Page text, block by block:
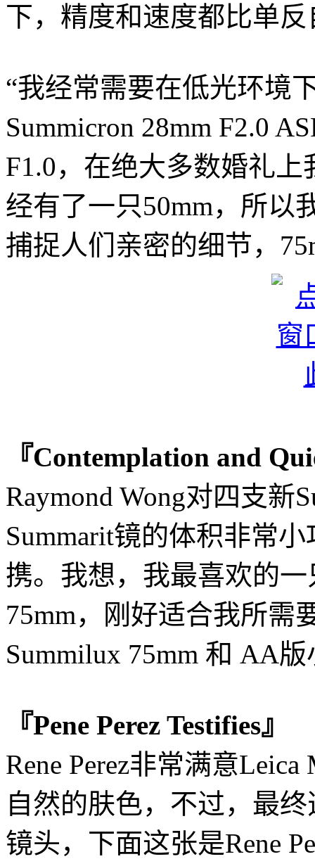
下，精度和速度都比单
“我经常需要在低光环境
Summicron 28mm F2.0
F1.0，在绝大多数婚礼
经有了一只50mm，所以
捕捉人们亲密的细节，
『Contemplation and
Raymond Wong对四支新
Summarit镜的体积非常
携。我想，我最喜欢的
75mm，刚好适合我所需
Summilux 75mm 和 AA
『Pene Perez Testifies』
Rene Perez非常满意
自然的肤色，不过，最
镜头，下面这张是Rene